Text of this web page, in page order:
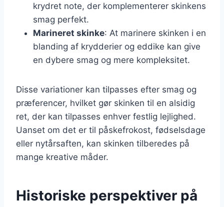
krydret note, der komplementerer skinkens
smag perfekt.
Marineret skinke: At marinere skinken i en
blanding af krydderier og eddike kan give
en dybere smag og mere kompleksitet.
Disse variationer kan tilpasses efter smag og
præferencer, hvilket gør skinken til en alsidig
ret, der kan tilpasses enhver festlig lejlighed.
Uanset om det er til påskefrokost, fødselsdage
eller nytårsaften, kan skinken tilberedes på
mange kreative måder.
Historiske perspektiver på